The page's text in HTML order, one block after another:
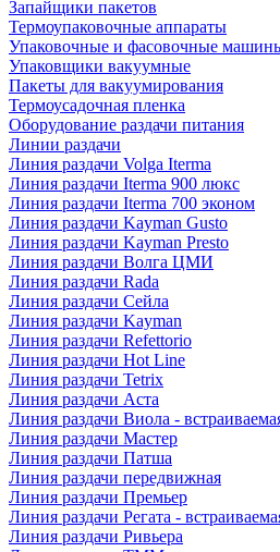
Запайщики пакетов
Термоупаковочные аппараты
Упаковочные и фасовочные
Упаковщики вакуумные
Пакеты для вакуумирования
Термоусадочная пленка
Оборудование раздачи питания
Линии раздачи
Линия раздачи Volga Iterma
Линия раздачи Iterma 900 люкс
Линия раздачи Iterma 700 эконом
Линия раздачи Kayman Gusto
Линия раздачи Kayman Presto
Линия раздачи Волга ЦМИ
Линия раздачи Rada
Линия раздачи Сейла
Линия раздачи Kayman
Линия раздачи Refettorio
Линия раздачи Hot Line
Линия раздачи Tetrix
Линия раздачи Аста
Линия раздачи Виола -
Линия раздачи Мастер
Линия раздачи Патша
Линия раздачи передвижная
Линия раздачи Премьер
Линия раздачи Регата -
Линия раздачи Ривьера